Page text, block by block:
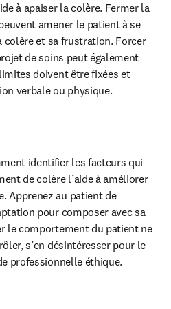
à apaiser la colère. Fermer la
amener le patient à se
colère et sa frustration. Forcer
de soins peut également
doivent être fixées et
verbale ou physique.
identifier les facteurs qui
de colère l’aide à améliorer
Apprenez au patient de
pour composer avec sa
le comportement du patient ne
s’en désintéresser pour le
professionnelle éthique.